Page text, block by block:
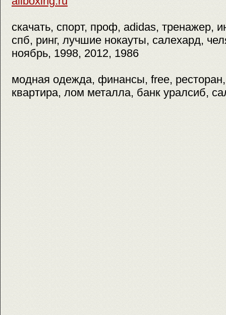
скачать, спорт, проф, adidas, тренажер,
спб, ринг, лучшие нокауты, салехард,
ноябрь, 1998, 2012, 1986
модная одежда, финансы, free,
квартира, лом металла, банк уралсиб,